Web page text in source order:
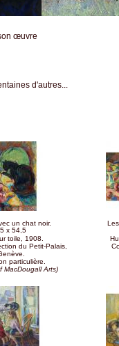
œuvre
d'autres...
un chat noir.
x 54,5
toile, 1908.
du Petit-Palais,
particulière.
MacDougall Arts)